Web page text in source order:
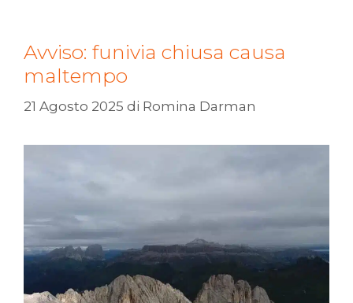
Avviso: funivia chiusa causa
maltempo
21 Agosto 2025 di Romina Darman